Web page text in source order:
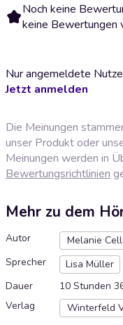
Noch keine
keine Bewertungen
Nur angemeldete
Jetzt anmelden
Die Meinungen
unser Produkt oder
Meinungen werden in
Bewertungsrichtlinien
Mehr zu dem
Autor
Melanie
Sprecher
Lisa Müller
Dauer
10 Stunden
Verlag
Winterfeld